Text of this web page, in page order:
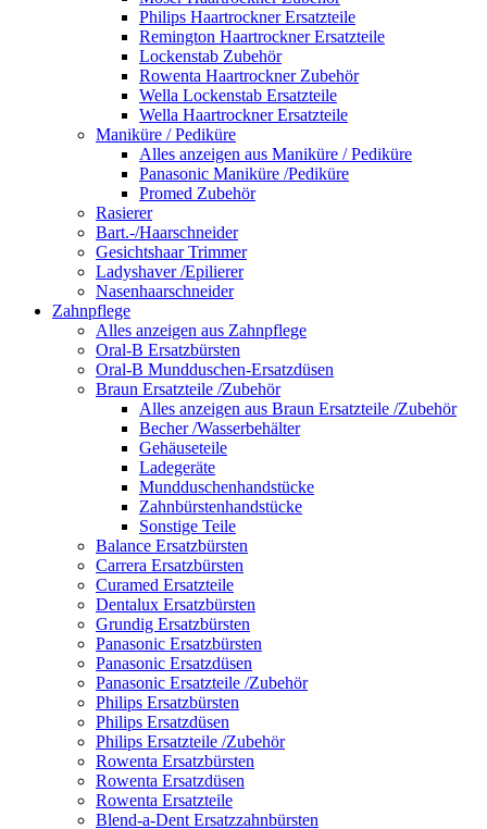
Philips Haartrockner Ersatzteile
Remington Haartrockner Ersatzteile
Lockenstab Zubehör
Rowenta Haartrockner Zubehör
Wella Lockenstab Ersatzteile
Wella Haartrockner Ersatzteile
Maniküre / Pediküre
Alles anzeigen aus Maniküre / Pediküre
Panasonic Maniküre /Pediküre
Promed Zubehör
Rasierer
Bart.-/Haarschneider
Gesichtshaar Trimmer
Ladyshaver /Epilierer
Nasenhaarschneider
Zahnpflege
Alles anzeigen aus Zahnpflege
Oral-B Ersatzbürsten
Oral-B Mundduschen-Ersatzdüsen
Braun Ersatzteile /Zubehör
Alles anzeigen aus Braun Ersatzteile /Zubehör
Becher /Wasserbehälter
Gehäuseteile
Ladegeräte
Mundduschenhandstücke
Zahnbürstenhandstücke
Sonstige Teile
Balance Ersatzbürsten
Carrera Ersatzbürsten
Curamed Ersatzteile
Dentalux Ersatzbürsten
Grundig Ersatzbürsten
Panasonic Ersatzbürsten
Panasonic Ersatzdüsen
Panasonic Ersatzteile /Zubehör
Philips Ersatzbürsten
Philips Ersatzdüsen
Philips Ersatzteile /Zubehör
Rowenta Ersatzbürsten
Rowenta Ersatzdüsen
Rowenta Ersatzteile
Blend-a-Dent Ersatzzahnbürsten